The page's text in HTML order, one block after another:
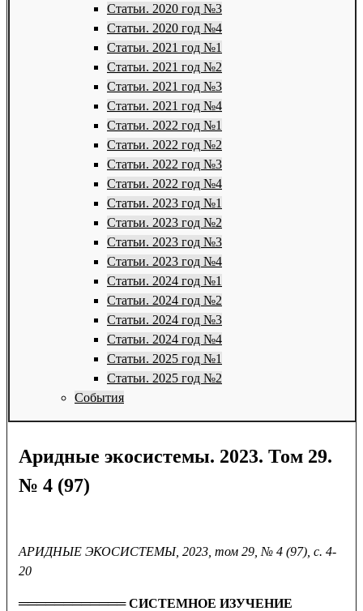
Статьи. 2020 год №3
Статьи. 2020 год №4
Статьи. 2021 год №1
Статьи. 2021 год №2
Статьи. 2021 год №3
Статьи. 2021 год №4
Статьи. 2022 год №1
Статьи. 2022 год №2
Статьи. 2022 год №3
Статьи. 2022 год №4
Статьи. 2023 год №1
Статьи. 2023 год №2
Статьи. 2023 год №3
Статьи. 2023 год №4
Статьи. 2024 год №1
Статьи. 2024 год №2
Статьи. 2024 год №3
Статьи. 2024 год №4
Статьи. 2025 год №1
Статьи. 2025 год №2
События
Аридные экосистемы. 2023. Том 29.
№ 4 (97)
АРИДНЫЕ ЭКОСИСТЕМЫ, 2023, том 29, № 4 (97), с. 4-
20
════════════ СИСТЕМНОЕ ИЗУЧЕНИЕ